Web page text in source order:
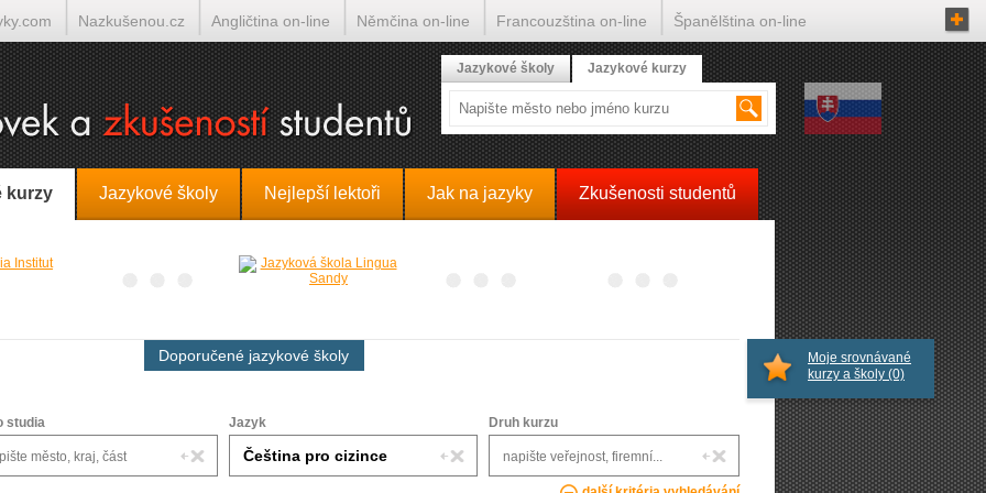
kurzy Jazykové školy Nejlepší lektoři Jak na jazyky Zkušenosti studentů
Doporučené jazykové školy
studia Jazyk Druh kurzu
Moje srovnávané
kurzy a školy (0)
Jazykové školy Jazykové kurzy
Nazkušenou.cz Angličtina on-line Němčina on-line Francouzština on-line Španělština on-line